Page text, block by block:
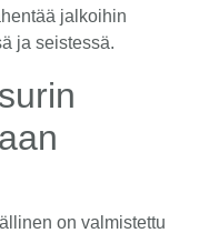
jalkoihin
ja seistessä.
on valmistettu